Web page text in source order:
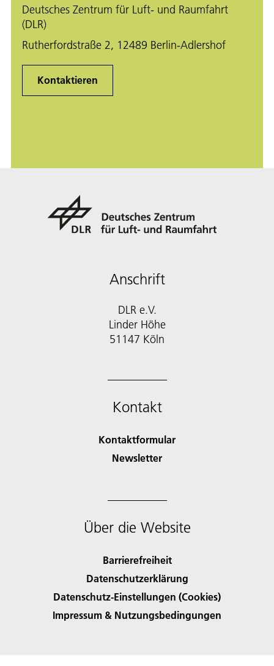
Deutsches Zentrum für Luft- und Raumfahrt
(DLR)
Rutherfordstraße 2, 12489 Berlin-Adlershof
Kontaktieren
Anschrift
DLR e.V.
Linder Höhe
51147 Köln
Kontakt
Kontaktformular
Newsletter
Über die Website
Barrierefreiheit
Datenschutzerklärung
Datenschutz-Einstellungen (Cookies)
Impressum & Nutzungsbedingungen